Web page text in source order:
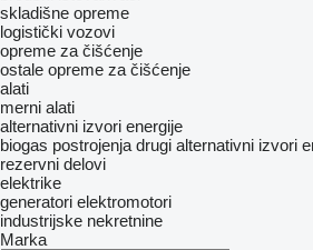
skladišne opreme
logistički vozovi
opreme za čišćenje
ostale opreme za čišćenje
alati
merni alati
alternativni izvori energije
biogas postrojenja drugi alternativni izvori
rezervni delovi
elektrike
generatori elektromotori
industrijske nekretnine
Marka